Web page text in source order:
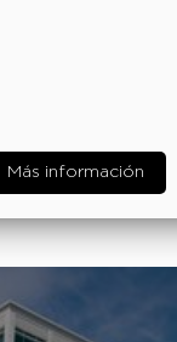
Más información